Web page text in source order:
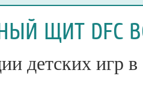
ЩИТ DFC
детских игр